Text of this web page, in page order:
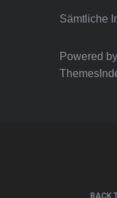
Sämtliche
Powered by
BACK